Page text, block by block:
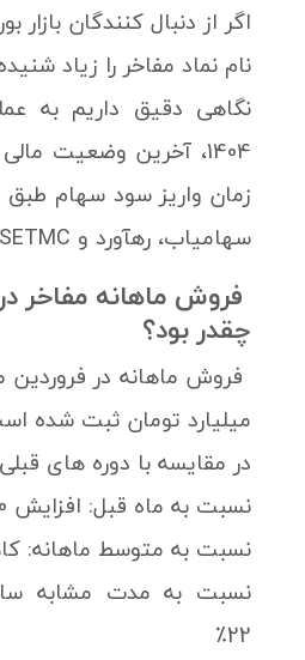
اگر از دنبال کنندگان
نام نماد مفاخر را زیاد
نگاهی دقیق داریم به
1404، آخرین وضعیت
زمان واریز سود سهام طبق
سهامیاب، رهآورد و TSETMC.
چقدر بود؟
میلیارد تومان ثبت شده
در مقایسه با دوره های
نسبت به ماه قبل: افزایش 0٪
نسبت به متوسط ماهانه:
نسبت به مدت مشابه
22٪